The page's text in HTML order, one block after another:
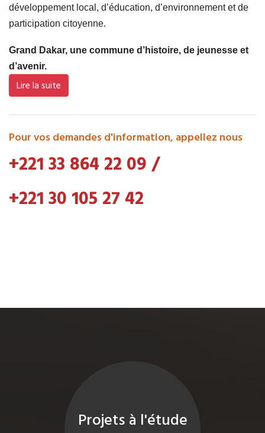
développement local, d’éducation, d’environnement et de
participation citoyenne.
Grand Dakar, une commune d’histoire, de jeunesse et
d’avenir.
Lire la suite
Pour vos demandes d'information, appellez nous
+221 33 864 22 09/
+221 30 105 27 42
Projets à l'étude